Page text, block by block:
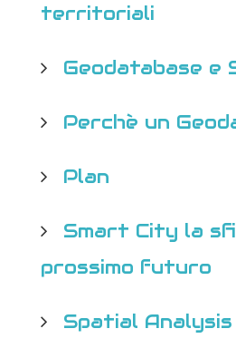
territoriali
Geodatabase e
Perchè un
Plan
Smart City la
prossimo futuro
Spatial Analysis